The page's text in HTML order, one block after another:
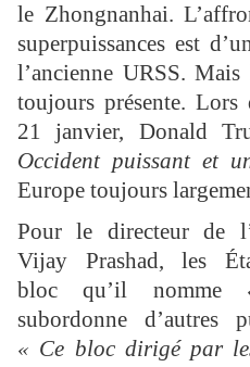
le Zhongnanhai.
superpuissances est
l’ancienne URSS.
toujours présente.
21 janvier, Donald
Occident puissant et
Europe toujours
Pour le directeur de
Vijay Prashad, les
bloc qu’il nomme
subordonne d’autres
« Ce bloc dirigé par